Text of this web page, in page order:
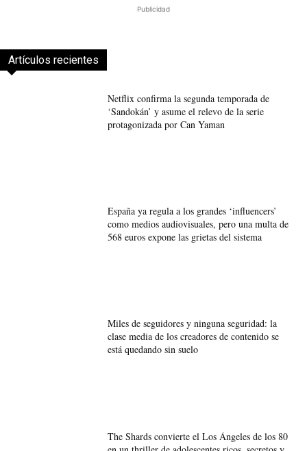
Publicidad
Artículos recientes
Netflix confirma la segunda temporada de
‘Sandokán’ y asume el relevo de la serie
protagonizada por Can Yaman
España ya regula a los grandes ‘influencers’
como medios audiovisuales, pero una multa de
568 euros expone las grietas del sistema
Miles de seguidores y ninguna seguridad: la
clase media de los creadores de contenido se
está quedando sin suelo
The Shards convierte el Los Ángeles de los 80